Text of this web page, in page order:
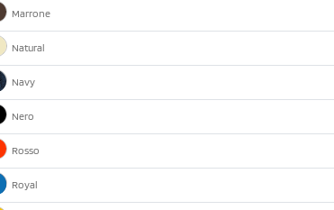
Marrone
Natural
Navy
Nero
Rosso
Royal